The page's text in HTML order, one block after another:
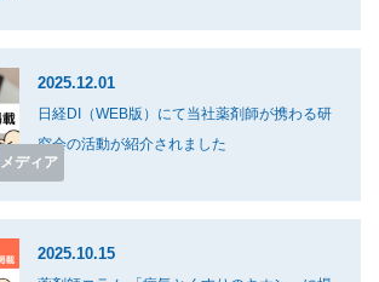
2025.12.01
日経DI（WEB版）にて当社薬剤師が携わる研
究会の活動が紹介されました
メディア
2025.10.15